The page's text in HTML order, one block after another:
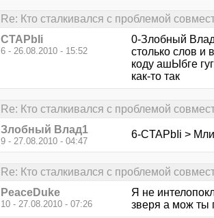
Re: Кто сталкивался с проблемой
CTAPbIi
6 - 26.08.2010 - 15:52
0-Злобный
столько слов и
коду ашЫбге
как-то так
Re: Кто сталкивался с проблемой
Злобный Влад1
9 - 27.08.2010 - 04:47
6-CTAPbIi >
Re: Кто сталкивался с проблемой
PeaceDuke
10 - 27.08.2010 - 07:26
Я не
зверя а мож ты